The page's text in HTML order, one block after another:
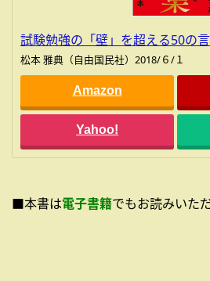
試験勉強の「壁」を超える50の
松本 雅典（自由国民社）2018/６/１
Amazon
Yahoo!
■本書は電子書籍でもお読みいた